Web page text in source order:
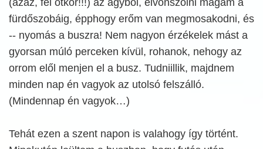
(azaz, fél ötkor!!!) az ágyból, elvonszolni magam a
fürdőszobáig, épphogy erőm van megmosakodni, és
-- nyomás a buszra! Nem nagyon érzékelek mást a
gyorsan múló perceken kívül, rohanok, nehogy az
orrom elől menjen el a busz. Tudniillik, majdnem
minden nap én vagyok az utolsó felszálló.
(Mindennap én vagyok…)
Tehát ezen a szent napon is valahogy így történt.